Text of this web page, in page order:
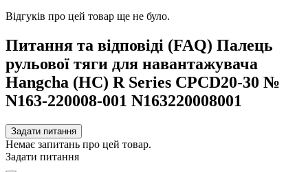
Відгуків про цей товар ще не було.
Питання та відповіді (FAQ) Палець
рульової тяги для навантажувача
Hangcha (HC) R Series CPCD20-30 №
N163-220008-001 N163220008001
Задати питання
Немає запитань про цей товар.
Задати питання